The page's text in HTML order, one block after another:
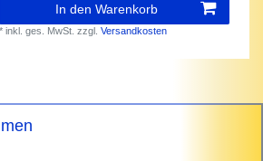
In den Warenkorb
*inkl. ges. MwSt. zzgl.Versandkosten